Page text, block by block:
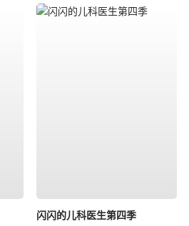
闪闪的儿科医生第四季